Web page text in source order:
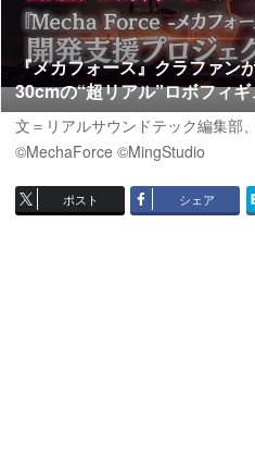
『メカフォース』クラファ
30cmの“超リアル”ロボフィ
文＝リアルサウンドテック編集部
©MechaForce ©MingStudio
ポスト シェア